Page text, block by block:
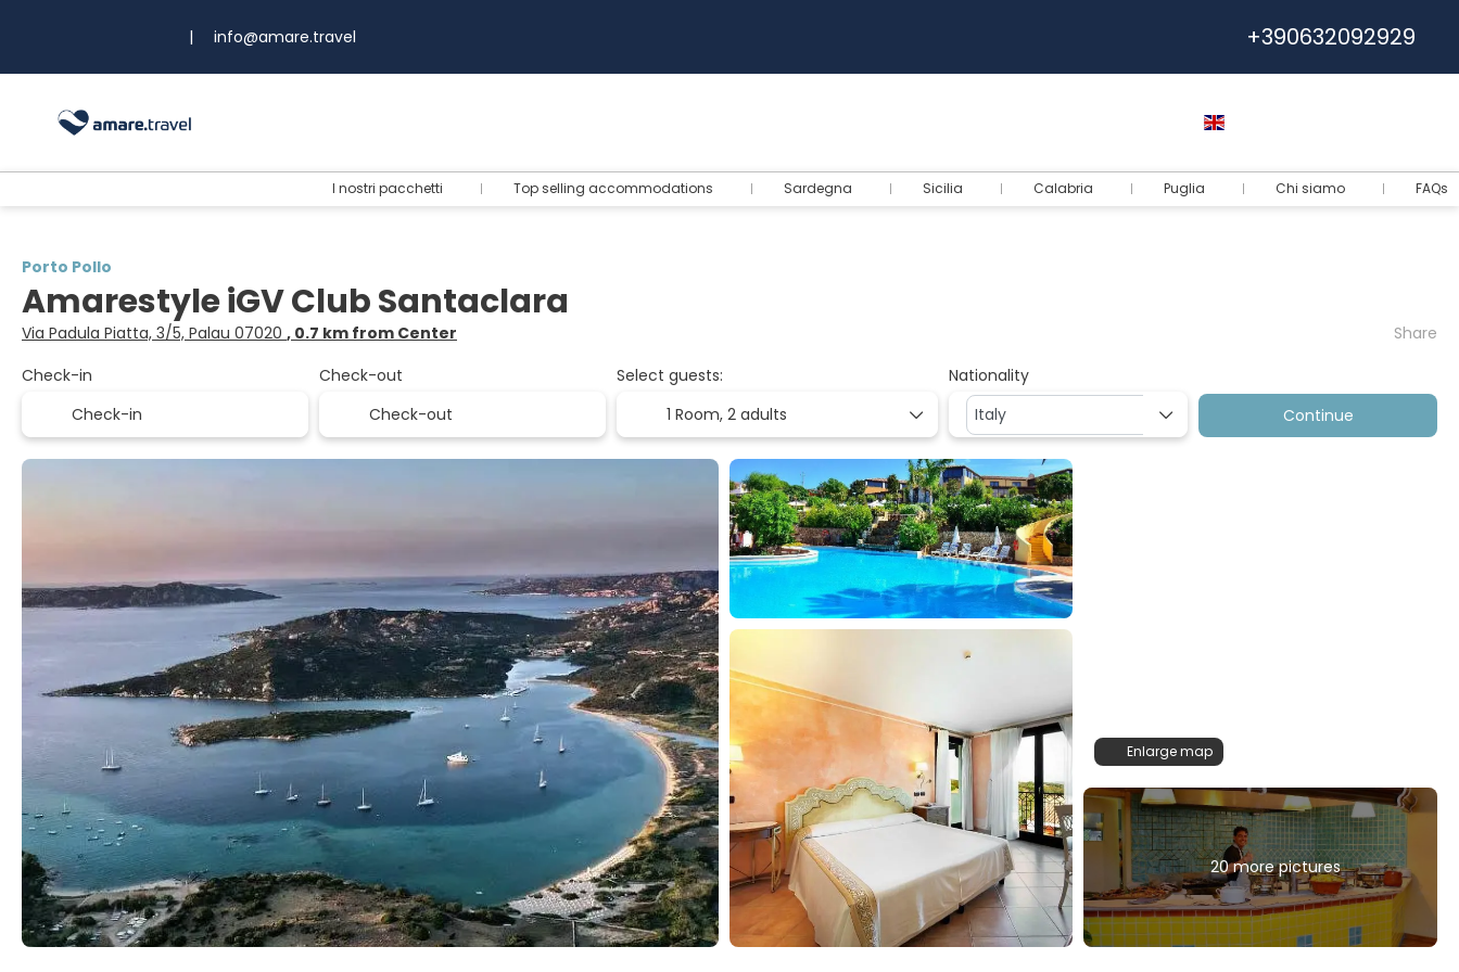
| info@amare.travel +390632092929
I nostri pacchetti Top selling accommodations Sardegna Sicilia Calabria Puglia Chi siamo FAQs
Porto Pollo
Amarestyle iGV Club Santaclara
Via Padula Piatta, 3/5, Palau 07020 , 0.7 km from Center
Share
Check-in
Check-out
Select guests:
1 Room, 2 adults
Nationality
Continue
Enlarge map
20 more pictures